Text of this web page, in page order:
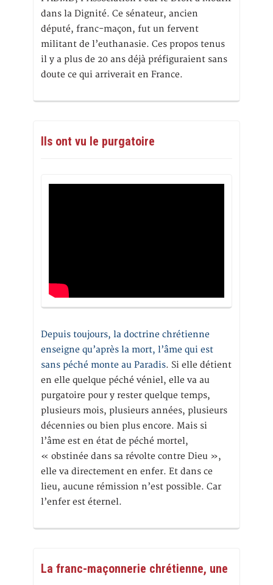
dans la Dignité. Ce sénateur, ancien
député, franc-maçon, fut un fervent
militant de l’euthanasie. Ces propos tenus
il y a plus de 20 ans déjà préfiguraient sans
doute ce qui arriverait en France.
Ils ont vu le purgatoire
Depuis toujours, la doctrine chrétienne
enseigne qu’après la mort, l’âme qui est
sans péché monte au Paradis. Si elle détient
en elle quelque péché véniel, elle va au
purgatoire pour y rester quelque temps,
plusieurs mois, plusieurs années, plusieurs
décennies ou bien plus encore. Mais si
l’âme est en état de péché mortel,
« obstinée dans sa révolte contre Dieu »,
elle va directement en enfer. Et dans ce
lieu, aucune rémission n’est possible. Car
l’enfer est éternel.
La franc-maçonnerie chrétienne, une